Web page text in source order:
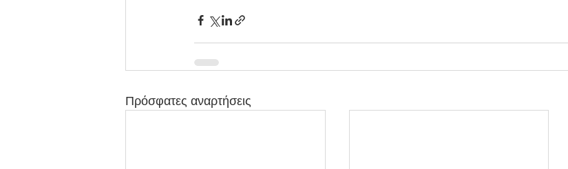
Πρόσφατες αναρτήσεις